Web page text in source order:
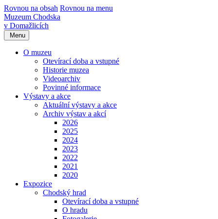
Rovnou na obsah Rovnou na menu
Muzeum Chodska
v Domažlicích
Menu
O muzeu
Otevírací doba a vstupné
Historie muzea
Videoarchiv
Povinné informace
Výstavy a akce
Aktuální výstavy a akce
Archiv výstav a akcí
2026
2025
2024
2023
2022
2021
2020
Expozice
Chodský hrad
Otevírací doba a vstupné
O hradu